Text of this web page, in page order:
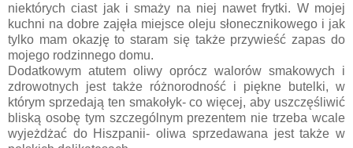
niektórych ciast jak i smaży na niej nawet frytki. W mojej
kuchni na dobre zajęła miejsce oleju słonecznikowego i jak
tylko mam okazję to staram się także przywieść zapas do
mojego rodzinnego domu.
Dodatkowym atutem oliwy oprócz walorów smakowych i
zdrowotnych jest także różnorodność i piękne butelki, w
którym sprzedają ten smakołyk- co więcej, aby uszczęśliwić
bliską osobę tym szczególnym prezentem nie trzeba wcale
wyjeżdżać do Hiszpanii- oliwa sprzedawana jest także w